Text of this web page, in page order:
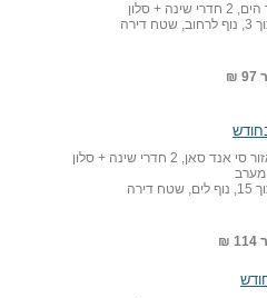
+ סלון
97 ₪
סאן, 2 חדרי שינה + סלון
מערב
114 ₪